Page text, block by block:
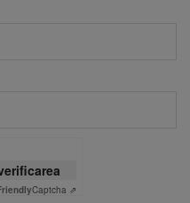
Captcha ⇗